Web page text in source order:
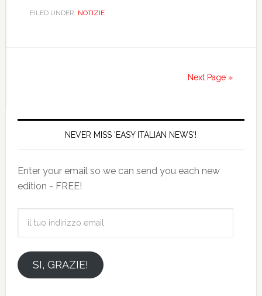
FILED UNDER: NOTIZIE
Next Page »
NEVER MISS 'EASY ITALIAN NEWS'!
Enter your email so we can send you each new
edition - FREE!
emailSI, GRAZIE!